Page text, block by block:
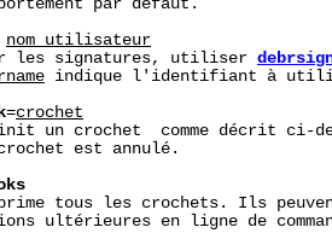
par défaut.
nom_utilisateur
les signatures, utiliser
indique l'identifiant à
=crochet
un crochet  comme décrit ci-
est annulé.
tous les crochets. Ils
ultérieures en ligne de